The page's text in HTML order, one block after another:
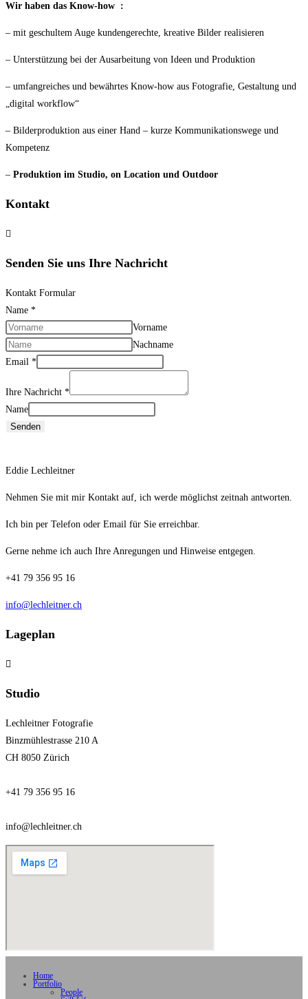
Wir haben das Know-how :
– mit geschultem Auge kundengerechte, kreative Bilder realisieren
– Unterstützung bei der Ausarbeitung von Ideen und Produktion
– umfangreiches und bewährtes Know-how aus Fotografie, Gestaltung und
„digital workflow“
– Bilderproduktion aus einer Hand – kurze Kommunikationswege und
Kompetenz
– Produktion im Studio, on Location und Outdoor
Kontakt
Senden Sie uns Ihre Nachricht
Kontakt Formular
Name *
Vorname
Nachname
Email *
Ihre Nachricht *
Name
Senden
Eddie Lechleitner
Nehmen Sie mit mir Kontakt auf, ich werde möglichst zeitnah antworten.
Ich bin per Telefon oder Email für Sie erreichbar.
Gerne nehme ich auch Ihre Anregungen und Hinweise entgegen.
+41 79 356 95 16
info@lechleitner.ch
Lageplan
Studio
Lechleitner Fotografie
Binzmühlestrasse 210 A
CH 8050 Zürich
+41 79 356 95 16
info@lechleitner.ch
Home
Portfolio
People